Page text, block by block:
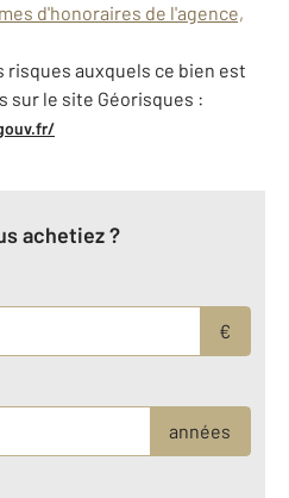
d'honoraires de l'agence,
auxquels ce bien est
sur le site Géorisques :
achetiez ?
€
années